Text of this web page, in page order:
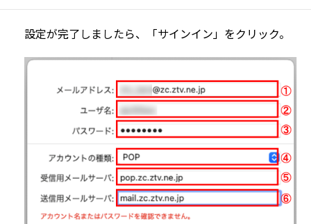
設定が完了しましたら、「サインイン」をクリック。